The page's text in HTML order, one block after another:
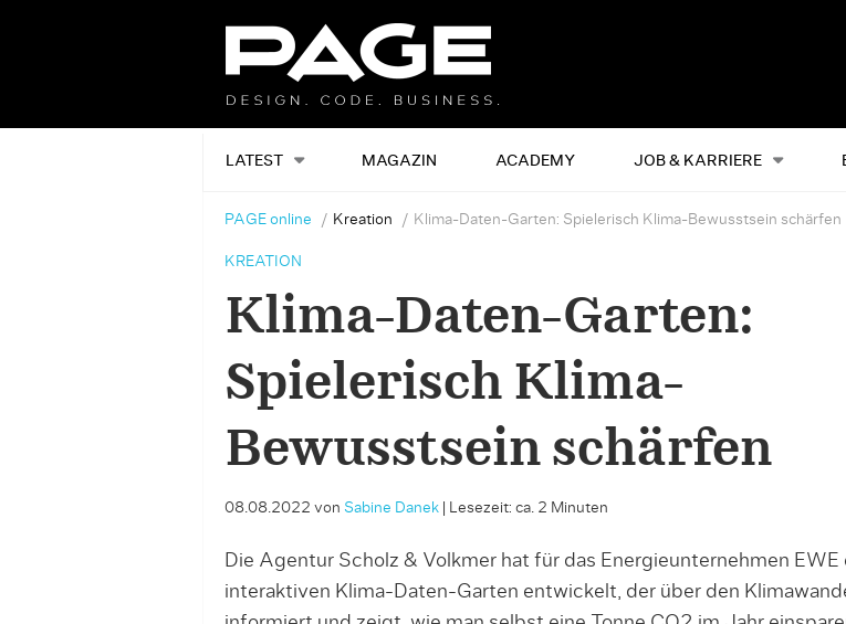
LATEST MAGAZIN ACADEMY JOB & KARRIERE
PAGE online Kreation Klima-Daten-Garten: Spielerisch Klima-Bewusstsein schärfen
KREATION
Klima-Daten-Garten:
Spielerisch Klima-
Bewusstsein schärfen
08.08.2022 von Sabine Danek| Lesezeit: ca. 2 Minuten
Die Agentur Scholz & Volkmer hat für das Energieunternehmen EWE
interaktiven Klima-Daten-Garten entwickelt, der über den